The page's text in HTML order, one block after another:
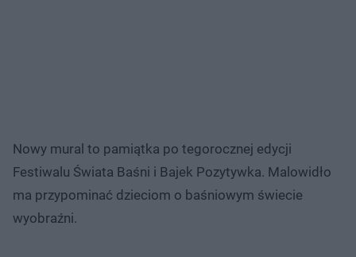
Nowy mural to pamiątka po tegorocznej edycji
Festiwalu Świata Baśni i Bajek Pozytywka. Malowidło
ma przypominać dzieciom o baśniowym świecie
wyobraźni.